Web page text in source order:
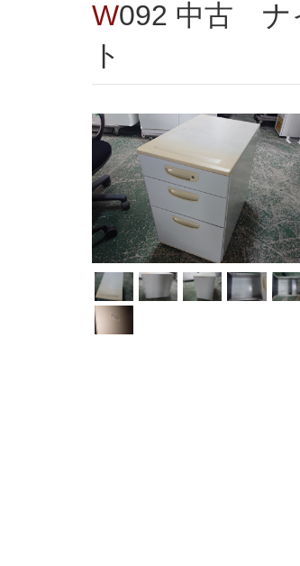
W092 中古 ナイキ 3段ワゴン ウォームホワイ
ト